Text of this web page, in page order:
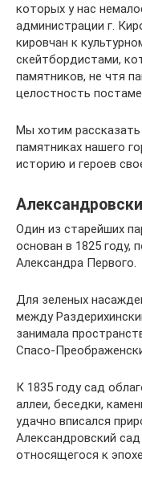
которых у нас
администрации г.
кировчан к
скейтбордистами,
памятников, не чтя
целостность
Мы хотим
памятниках нашего
историю и героев
Один из старейших
основан в 1825 году,
Александра Первого.
Для зеленых
между
занимала
Спасо-
К 1835 году сад
аллеи, беседки,
удачно вписался
Александровский
относящегося к